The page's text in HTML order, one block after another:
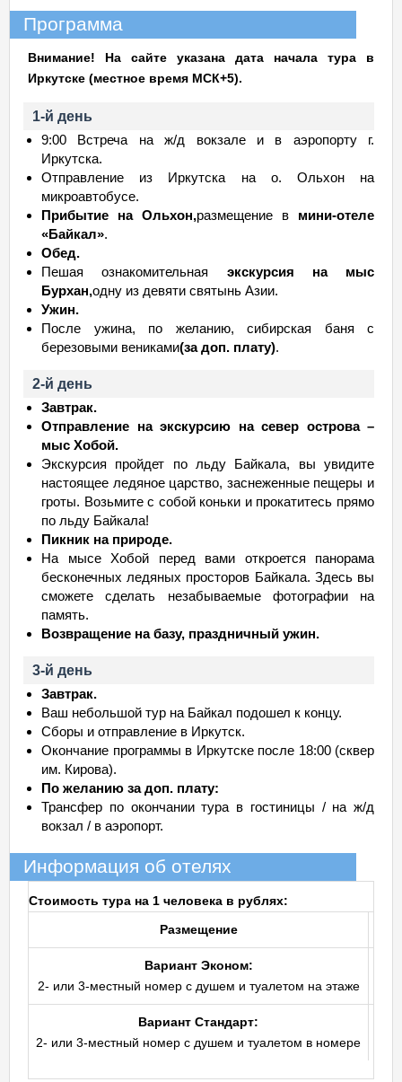
Программа
Внимание! На сайте указана дата начала тура в
Иркутске (местное время МСК+5).
1-й день
9:00 Встреча на ж/д вокзале и в аэропорту г.
Иркутска.
Отправление из Иркутска на о. Ольхон на
микроавтобусе.
Прибытие на Ольхон,размещение в мини-отеле
«Байкал».
Обед.
Пешая ознакомительная экскурсия на мыс
Бурхан,одну из девяти святынь Азии.
Ужин.
После ужина, по желанию, сибирская баня с
березовыми вениками(за доп. плату).
2-й день
Завтрак.
Отправление на экскурсию на север острова –
мыс Хобой.
Экскурсия пройдет по льду Байкала, вы увидите
настоящее ледяное царство, заснеженные пещеры и
гроты. Возьмите с собой коньки и прокатитесь прямо
по льду Байкала!
Пикник на природе.
На мысе Хобой перед вами откроется панорама
бесконечных ледяных просторов Байкала. Здесь вы
сможете сделать незабываемые фотографии на
память.
Возвращение на базу, праздничный ужин.
3-й день
Завтрак.
Ваш небольшой тур на Байкал подошел к концу.
Сборы и отправление в Иркутск.
Окончание программы в Иркутске после 18:00 (сквер
им. Кирова).
По желанию за доп. плату:
Трансфер по окончании тура в гостиницы / на ж/д
вокзал / в аэропорт.
Информация об отелях
Стоимость тура на 1 человека в рублях:
Размещение
Вариант Эконом:
2- или 3-местный номер с душем и туалетом на этаже
Вариант Стандарт:
2- или 3-местный номер с душем и туалетом в номере